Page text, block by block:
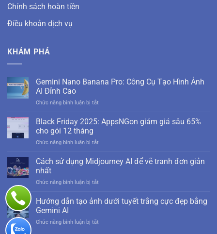
Chính sách hoàn tiền
Điều khoản dịch vụ
KHÁM PHÁ
Gemini Nano Banana Pro: Công Cụ Tạo Hình Ảnh
AI Đỉnh Cao
Chức năng bình luận bị tắt
Nano
Banana
Tạo
Cao
Black Friday 2025: AppsNGon giám giá sâu 65%
cho gói 12 tháng
Chức năng bình luận bị tắt
Friday
2025:
sâu
Cách sử dụng Midjourney AI để vẽ tranh đơn giản
nhất
Chức năng bình luận bị tắt
sử
Hướng dẫn tạo ảnh dưới tuyết trắng cực đẹp bằng
Gemini AI
Chức năng bình luận bị tắt